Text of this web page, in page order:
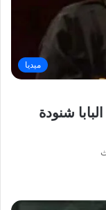
ميديا
شنودة